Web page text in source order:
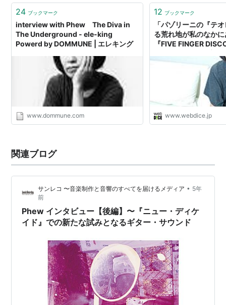
は『…
24 ブックマーク
interview with Phew The Diva in
The Underground - ele-king
Powerd by DOMMUNE | エレキング
www.dommune.com
12 ブックマーク
「パゾリーニの『テ
る荒れ地が私のなか
『FIVE FINGER
webDICE
www.webdice.jp
関連ブログ
サンレコ 〜音楽制作と音響のすべてを届けるメディア • 5年
前
Phew インタビュー【後編】〜『ニュー・ディケ
イド』での新たな試みとなるギター・サウンド